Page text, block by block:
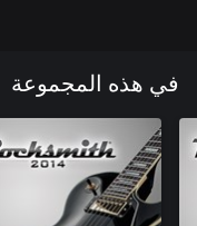
في هذه المجموعة